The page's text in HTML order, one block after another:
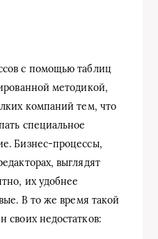
с помощью таблиц
методикой,
компаний тем, что
специальное
Бизнес-процессы,
выглядят
их удобнее
В то же время такой
своих недостатков: